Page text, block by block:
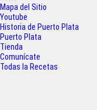
o
o
k
e
r
p
Mapa del Sitio
Youtube
Historia de Puerto Plata
Puerto Plata
Tienda
Comunícate
Todas la Recetas